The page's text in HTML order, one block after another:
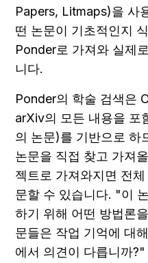
Papers, Litmaps)을 사
떤 논문이 기초적인지
Ponder로 가져와 실제
니다.
Ponder의 학술 검색은
arXiv의 모든 내용을 포
의 논문)를 기반으로 하
논문을 직접 찾고 가져
젝트로 가져와지면 전
문할 수 있습니다. "이
하기 위해 어떤 방법론
문들은 작업 기억에 대
에서 의견이 다릅니까